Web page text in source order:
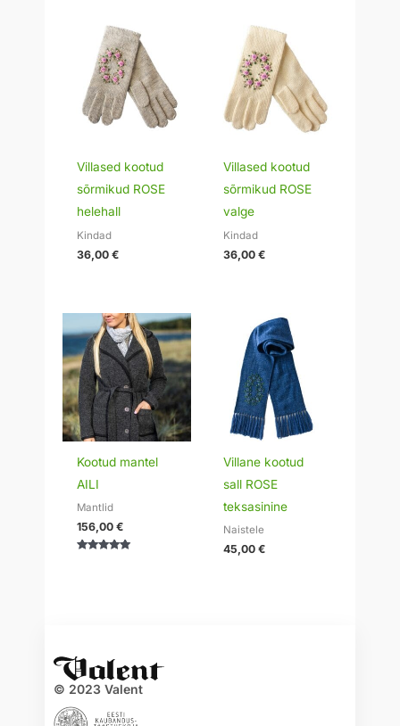
Villased kootud
sõrmikud ROSE
helehall
Kindad
36,00€
Villased kootud
sõrmikud ROSE
valge
Kindad
36,00€
Kootud mantel
AILI
Mantlid
156,00€
Villane kootud
sall ROSE
teksasinine
Naistele
45,00€
© 2023 Valent